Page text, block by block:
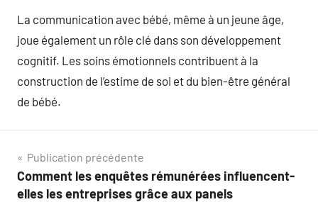
La communication avec bébé, même à un jeune âge,
joue également un rôle clé dans son développement
cognitif. Les soins émotionnels contribuent à la
construction de l’estime de soi et du bien-être général
de bébé.
Navigation
de
Publication précédente
Comment les enquêtes rémunérées influencent-
elles les entreprises grâce aux panels